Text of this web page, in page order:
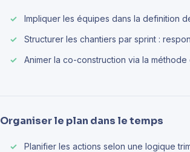
Impliquer les équipes dans la definition
Structurer les chantiers par sprint :
Animer la co-construction via la
Organiser le plan dans le temps
Planifier les actions selon une logique